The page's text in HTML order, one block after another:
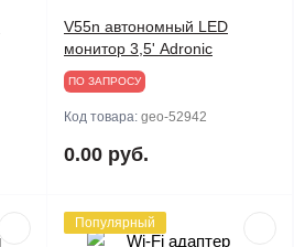
V55n автономный LED
монитор 3,5' Adronic
ПО ЗАПРОСУ
Код товара: geo-52942
0.00 руб.
Популярный